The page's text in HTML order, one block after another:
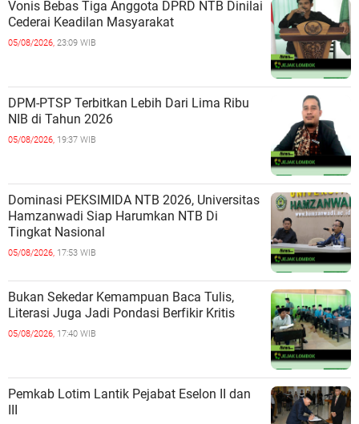
Vonis Bebas Tiga Anggota DPRD NTB Dinilai
Cederai Keadilan Masyarakat
05/08/2026, 23:09 WIB
DPM-PTSP Terbitkan Lebih Dari Lima Ribu
NIB di Tahun 2026
05/08/2026, 19:37 WIB
Dominasi PEKSIMIDA NTB 2026, Universitas
Hamzanwadi Siap Harumkan NTB Di
Tingkat Nasional
05/08/2026, 17:53 WIB
Bukan Sekedar Kemampuan Baca Tulis,
Literasi Juga Jadi Pondasi Berfikir Kritis
05/08/2026, 17:40 WIB
Pemkab Lotim Lantik Pejabat Eselon II dan
III